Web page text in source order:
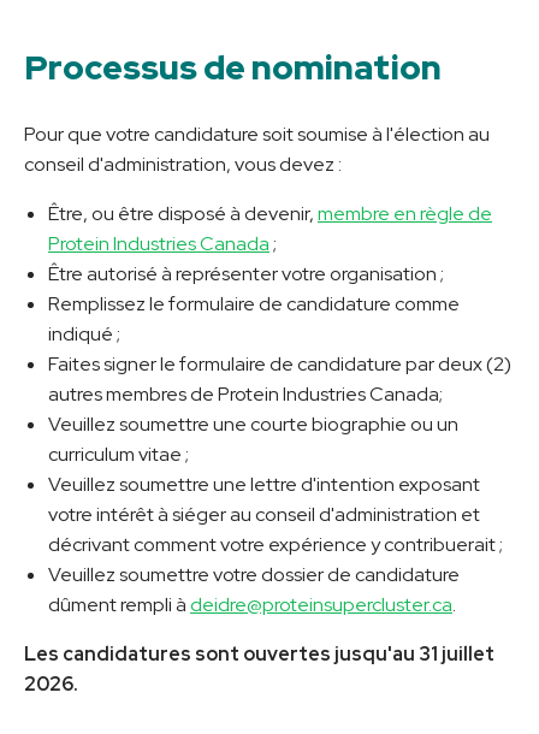
Processus de nomination
Pour que votre candidature soit soumise à l'élection au
conseil d'administration, vous devez :
Être, ou être disposé à devenir,membre en règle de
Protein Industries Canada;
Être autorisé à représenter votre organisation ;
Remplissez le formulaire de candidature comme
indiqué ;
Faites signer le formulaire de candidature par deux (2)
autres membres de Protein Industries Canada;
Veuillez soumettre une courte biographie ou un
curriculum vitae ;
Veuillez soumettre une lettre d'intention exposant
votre intérêt à siéger au conseil d'administration et
décrivant comment votre expérience y contribuerait ;
Veuillez soumettre votre dossier de candidature
dûment rempli àdeidre@proteinsupercluster.ca.
Les candidatures sont ouvertes jusqu'au 31 juillet
2026.